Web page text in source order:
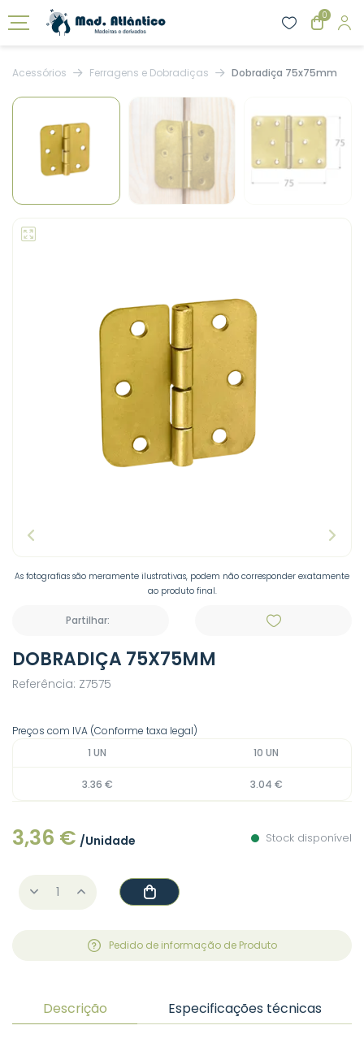
0
Acessórios Ferragens e Dobradiças Dobradiça 75x75mm
As fotografias são meramente ilustrativas, podem não corresponder exatamente
ao produto final.
Partilhar:
DOBRADIÇA 75X75MM
Referência: Z7575
Preços com IVA (Conforme taxa legal)
1 UN
3.36 €
10 UN
3.04 €
3,36 € /Unidade Stock disponível
Pedido de informação de Produto
Descrição Especificações técnicas